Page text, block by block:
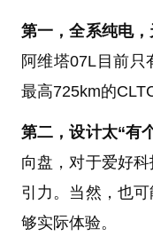
第一，全系纯电，
阿维塔07L目前只
最高725km的
第二，设计太“有
向盘，对于爱好
引力。当然，也
够实际体验。